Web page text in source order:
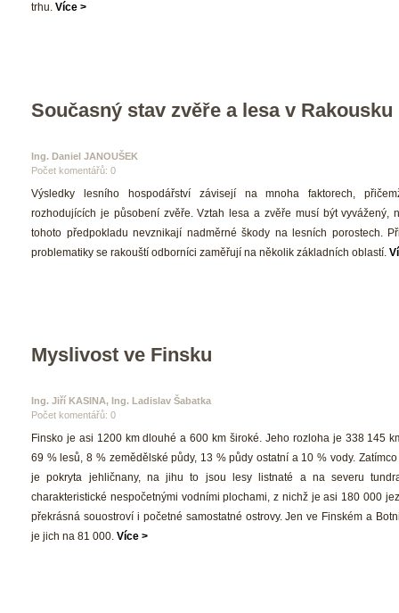
trhu. Více >
Současný stav zvěře a lesa v Rakousku
Ing. Daniel JANOUŠEK
Počet komentářů: 0
Výsledky lesního hospodářství závisejí na mnoha faktorech,
rozhodujících je působení zvěře. Vztah lesa a zvěře musí být vyvážený,
tohoto předpokladu nevznikají nadměrné škody na lesních porostech.
problematiky se rakouští odborníci zaměřují na několik základních oblastí.
Myslivost ve Finsku
Ing. Jiří KASINA, Ing. Ladislav Šabatka
Počet komentářů: 0
Finsko je asi 1200 km dlouhé a 600 km široké. Jeho rozloha je 338 145
69 % lesů, 8 % zemědělské půdy, 13 % půdy ostatní a 10 % vody.
je pokryta jehličnany, na jihu to jsou lesy listnaté a na severu
charakteristické nespočetnými vodními plochami, z nichž je asi 180 000
překrásná souostroví i početné samostatné ostrovy. Jen ve Finském a
je jich na 81 000. Více >